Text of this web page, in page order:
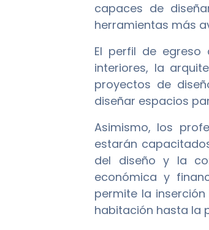
capaces de
herramientas más
El perfil de
interiores, la
proyectos de
diseñar espacios
Asimismo, los
estarán
del diseño y la
económica y
permite la
habitación hasta la